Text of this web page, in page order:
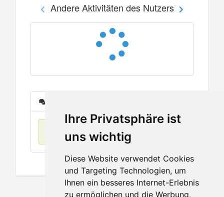
Ihre Privatsphäre ist
uns wichtig
Diese Website verwendet Cookies
und Targeting Technologien, um
Ihnen ein besseres Internet-Erlebnis
zu ermöglichen und die Werbung,
Andere Aktivitäten des Nutzers
Keine Einträge